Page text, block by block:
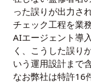
った誤りが出力さ
チェック工程を業
AIエージェント導
く、こうした誤り
いう運用設計まで
なお弊社は特許16